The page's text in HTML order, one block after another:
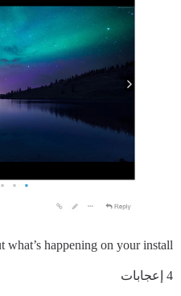
happening on your install?
4 إعجابات